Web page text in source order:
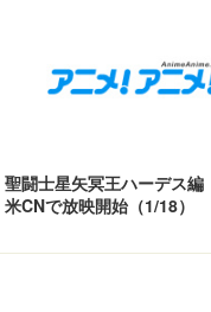
聖闘士星矢冥王ハーデス
米CNで放映開始（1/18）